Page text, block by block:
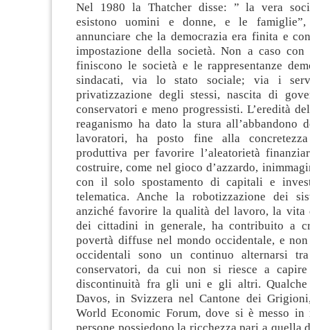
Nel 1980 la Thatcher disse: ” la vera
esistono uomini e donne, e le
annunciare che la democrazia era finita e
impostazione della società. Non a caso
finiscono le società e le rappresentanze
sindacati, via lo stato sociale; via i
privatizzazione degli stessi, nascita di
conservatori e meno progressisti. L’eredità
reaganismo ha dato la stura all’abbandono
lavoratori, ha posto fine alla concretezza
produttiva per favorire l’aleatorietà
costruire, come nel gioco d’azzardo,
con il solo spostamento di capitali e
telematica. Anche la robotizzazione dei
anziché favorire la qualità del lavoro, la vita
dei cittadini in generale, ha contribuito a
povertà diffuse nel mondo occidentale, e
occidentali sono un continuo alternarsi
conservatori, da cui non si riesce a
discontinuità fra gli uni e gli altri. Qualche
Davos, in Svizzera nel Cantone dei
World Economic Forum, dove si è messo